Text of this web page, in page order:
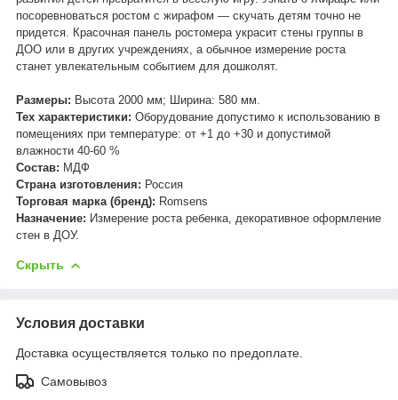
посоревноваться ростом с жирафом — скучать детям точно не
придется. Красочная панель ростомера украсит стены группы в
ДОО или в других учреждениях, а обычное измерение роста
станет увлекательным событием для дошколят.
Размеры: Высота 2000 мм; Ширина: 580 мм.
Тех характеристики: Оборудование допустимо к использованию в
помещениях при температуре: от +1 до +30 и допустимой
влажности 40-60 %
Состав: МДФ
Страна изготовления: Россия
Торговая марка (бренд): Romsens
Назначение: Измерение роста ребенка, декоративное оформление
стен в ДОУ.
Скрыть
Условия доставки
Доставка осуществляется только по предоплате.
Самовывоз